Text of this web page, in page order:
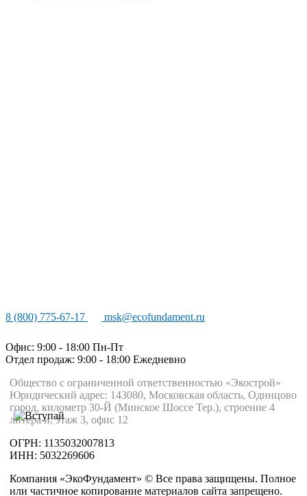
8 (800) 775-67-17 msk@ecofundament.ru
Офис: 9:00 - 18:00 Пн-Пт
Отдел продаж: 9:00 - 18:00 Ежедневно
Общество с ограниченной ответственностью «Экострой»
Юридический адрес: 143080, Московская область, Одинцово
город, километр 30-Й (Минское Шоссе Тер.), строение 4
литера и, этаж 3, офис 12
ОГРН: 1135032007813
ИНН: 5032269606
Компания «ЭкоФундамент» © Все права защищены. Полное
или частичное копирование материалов сайта запрещено.